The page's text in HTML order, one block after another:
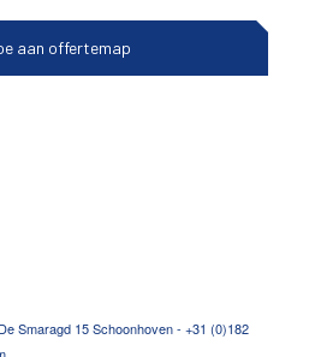
Smaragd 15 Schoonhoven - +31 (0)182